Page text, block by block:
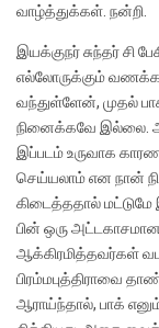
வாழ்த்துக்கள். நன்றி.
இயக்குநர் சுந்தர் சி
எல்லோருக்கும்
வந்துள்ளேன், முதல்
நினைக்கவே இல்லை.
இப்படம் உருவாக
செய்யலாம் என நான்
கிடைத்ததால்
பின் ஒரு அட்டகாசமான
ஆக்கிரமித்தவர்கள்
பிரம்மபுத்திராவை
ஆராய்ந்தால், பாக்